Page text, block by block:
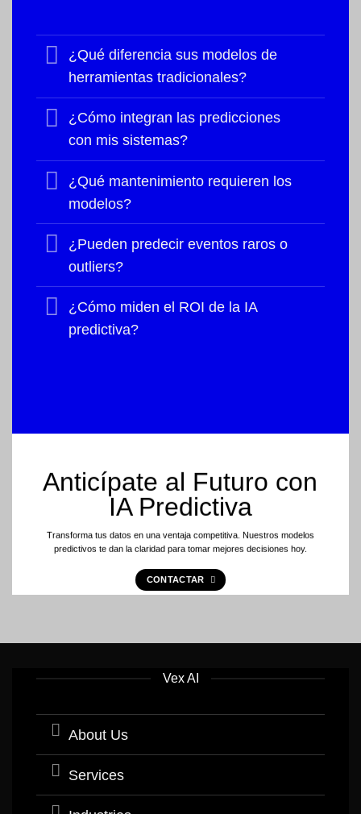
¿Qué diferencia sus modelos de
herramientas tradicionales?
¿Cómo integran las predicciones
con mis sistemas?
¿Qué mantenimiento requieren los
modelos?
¿Pueden predecir eventos raros o
outliers?
¿Cómo miden el ROI de la IA
predictiva?
Anticípate al Futuro con
IA Predictiva
Transforma tus datos en una ventaja competitiva. Nuestros modelos
predictivos te dan la claridad para tomar mejores decisiones hoy.
CONTACTAR
Vex AI
About Us
Services